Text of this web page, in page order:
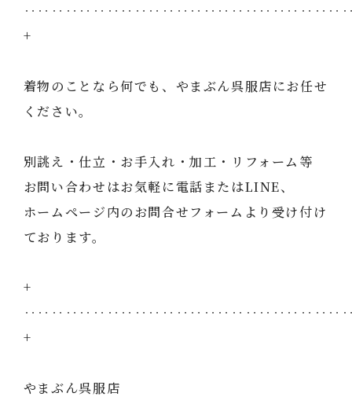
+
着物のことなら何でも、やまぶん呉服店にお任せ
ください。
別誂え・仕立・お手入れ・加工・リフォーム等
お問い合わせはお気軽に電話またはLINE、
ホームページ内のお問合せフォームより受け付け
ております。
+
+
やまぶん呉服店